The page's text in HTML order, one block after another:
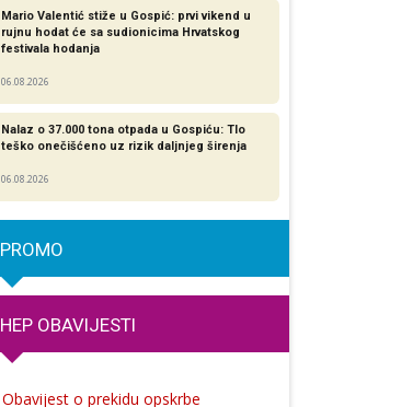
Mario Valentić stiže u Gospić: prvi vikend u
rujnu hodat će sa sudionicima Hrvatskog
festivala hodanja
06.08.2026
Nalaz o 37.000 tona otpada u Gospiću: Tlo
teško onečišćeno uz rizik daljnjeg širenja
06.08.2026
PROMO
HEP OBAVIJESTI
Obavijest o prekidu opskrbe